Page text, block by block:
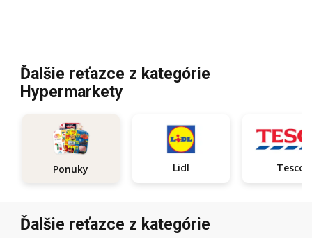
Ďalšie reťazce z kategórie
Hypermarkety
Ponuky Lidl Tesco
Ďalšie reťazce z kategórie